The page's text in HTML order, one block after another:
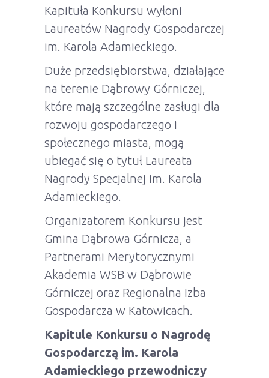
Kapituła Konkursu wyłoni
Laureatów Nagrody Gospodarczej
im. Karola Adamieckiego.
Duże przedsiębiorstwa, działające
na terenie Dąbrowy Górniczej,
które mają szczególne zasługi dla
rozwoju gospodarczego i
społecznego miasta, mogą
ubiegać się o tytuł Laureata
Nagrody Specjalnej im. Karola
Adamieckiego.
Organizatorem Konkursu jest
Gmina Dąbrowa Górnicza, a
Partnerami Merytorycznymi
Akademia WSB w Dąbrowie
Górniczej oraz Regionalna Izba
Gospodarcza w Katowicach.
Kapitule Konkursu o Nagrodę
Gospodarczą im. Karola
Adamieckiego przewodniczy